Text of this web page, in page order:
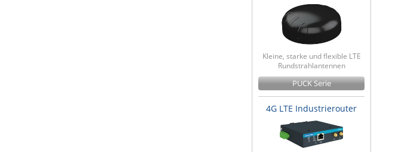
Kleine, starke und flexible LTE
Rundstrahlantennen
PUCK Serie
4G LTE Industrierouter